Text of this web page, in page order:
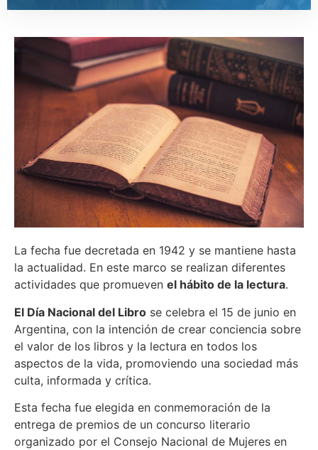
La fecha fue decretada en 1942 y se mantiene hasta
la actualidad. En este marco se realizan diferentes
actividades que promueven el hábito de la lectura.
El Día Nacional del Libro se celebra el 15 de junio en
Argentina, con la intención de crear conciencia sobre
el valor de los libros y la lectura en todos los
aspectos de la vida, promoviendo una sociedad más
culta, informada y crítica.
Esta fecha fue elegida en conmemoración de la
entrega de premios de un concurso literario
organizado por el Consejo Nacional de Mujeres en